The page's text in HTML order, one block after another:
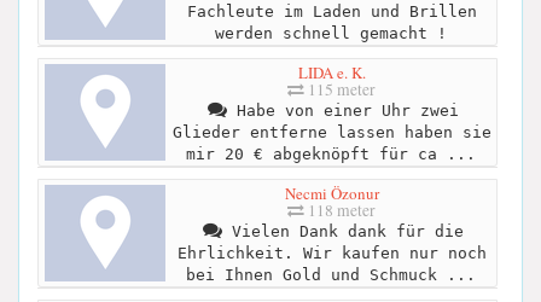
Fachleute im Laden und Brillen
werden schnell gemacht !
LIDA e. K.
115 meter
Habe von einer Uhr zwei
Glieder entferne lassen haben sie
mir 20 € abgeknöpft für ca ...
Necmi Özonur
118 meter
Vielen Dank dank für die
Ehrlichkeit. Wir kaufen nur noch
bei Ihnen Gold und Schmuck ...